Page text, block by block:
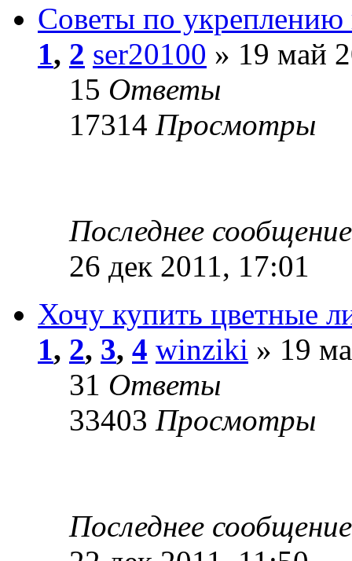
Советы по укреплению
1, 2 ser20100 » 19 май
15 Ответы
17314 Просмотры
Последнее
26 дек 2011, 17:01
Хочу купить цветные
1, 2, 3, 4 winziki » 19
31 Ответы
33403 Просмотры
Последнее